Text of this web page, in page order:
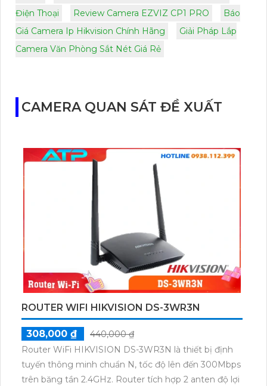
Điện Thoại
Review Camera EZVIZ CP1 PRO
Báo
Giá Camera Ip Hikvision Chính Hãng
Giải Pháp Lắp
Camera Văn Phòng Sắt Nét Giá Rẻ
CAMERA QUAN SÁT ĐỀ XUẤT
ROUTER WIFI HIKVISION DS-3WR3N
308,000 ₫
440,000 ₫
Router WiFi HIKVISION DS-3WR3N là thiết bị định
tuyến thông minh chuẩn N, tốc độ lên đến 300Mbps
trên băng tần 2.4GHz. Router tích hợp 2 anten độ lợi